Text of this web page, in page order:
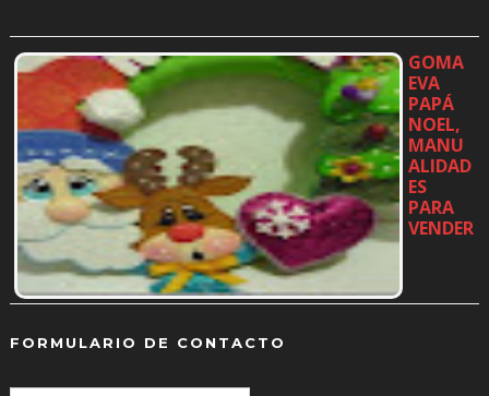
GOMA
EVA
PAPÁ
NOEL,
MANU
ALIDAD
ES
PARA
VENDER
FORMULARIO DE CONTACTO